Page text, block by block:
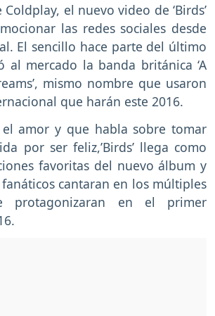
el nuevo video de ‘Birds’
las redes sociales desde
El sencillo hace parte del último
al mercado la banda británica ‘A
mismo nombre que usaron
que harán este 2016.
amor y que habla sobre tomar
por ser feliz,’Birds’ llega como
favoritas del nuevo álbum y
cantaran en los múltiples
protagonizaran en el primer